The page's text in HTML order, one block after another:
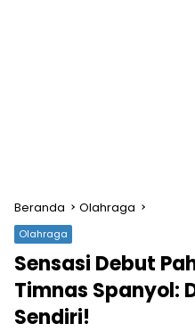
Beranda Olahraga
Olahraga
Sensasi Debut
Timnas Spanyol:
Sendiri!